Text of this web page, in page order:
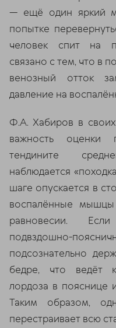
— ещё один яркий
попытке
человек спит на
связано с тем, что в
венозный отток
давление на
Ф.А. Хабиров в своих
важность оценки
тендините
наблюдается
шаге опускается в
воспалённые
равновесии.
подвздошно-
подсознательно
бедре, что ведёт
лордоза в пояснице
Таким образом,
перестраивает всю